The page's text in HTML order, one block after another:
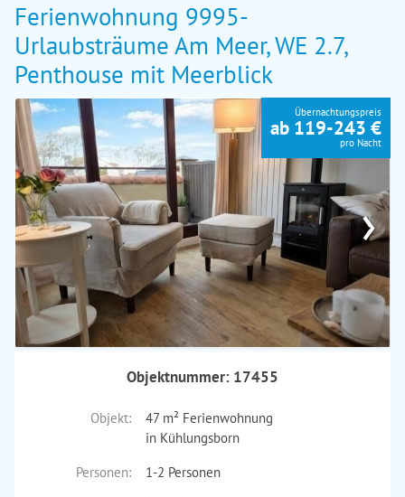
Ferienwohnung 9995-
Urlaubsträume Am Meer, WE 2.7,
Penthouse mit Meerblick
›
Übernachtungspreis
ab 119-243 €
pro Nacht
Objektnummer: 17455
Objekt:
47 m² Ferienwohnung
in Kühlungsborn
Personen:
1-2 Personen